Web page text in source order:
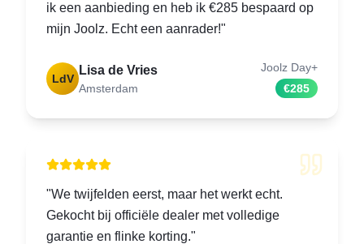
ik een aanbieding en heb ik €285 bespaard op
mijn Joolz. Echt een aanrader!"
LdV
Lisa de Vries
Amsterdam
Joolz Day+
€285
"We twijfelden eerst, maar het werkt echt.
Gekocht bij officiële dealer met volledige
garantie en flinke korting."